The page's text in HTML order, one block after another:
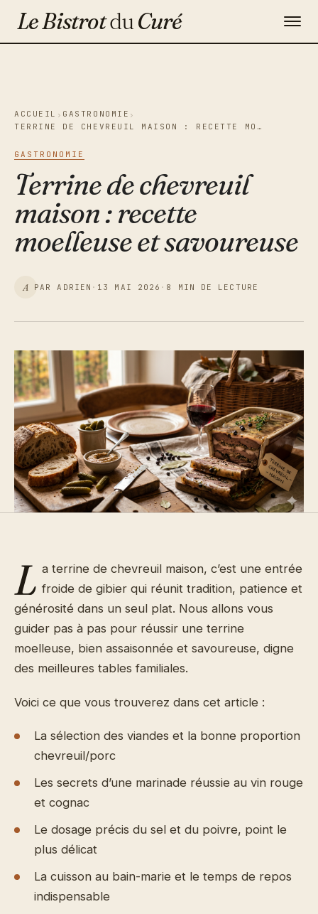
Le BistrotduCuré
Maison & Décoration
Contact
Newsletter
ACCUEIL › GASTRONOMIE ›
TERRINE DE CHEVREUIL MAISON : RECETTE MO…
GASTRONOMIE
Terrine de chevreuil
maison : recette
moelleuse et savoureuse
A PAR ADRIEN · 13 MAI 2026 · 8 MIN DE LECTURE
L a terrine de chevreuil maison, c’est une entrée
froide de gibier qui réunit tradition, patience et
générosité dans un seul plat. Nous allons vous
guider pas à pas pour réussir une terrine
moelleuse, bien assaisonnée et savoureuse, digne
des meilleures tables familiales.
Voici ce que vous trouverez dans cet article :
La sélection des viandes et la bonne proportion
chevreuil/porc
Les secrets d’une marinade réussie au vin rouge
et cognac
Le dosage précis du sel et du poivre, point le
plus délicat
La cuisson au bain-marie et le temps de repos
indispensable